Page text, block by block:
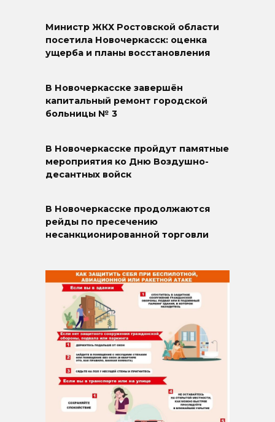
Министр ЖКХ Ростовской области
посетила Новочеркасск: оценка
ущерба и планы восстановления
В Новочеркасске завершён
капитальный ремонт городской
больницы № 3
В Новочеркасске пройдут памятные
мероприятия ко Дню Воздушно-
десантных войск
В Новочеркасске продолжаются
рейды по пресечению
несанкционированной торговли